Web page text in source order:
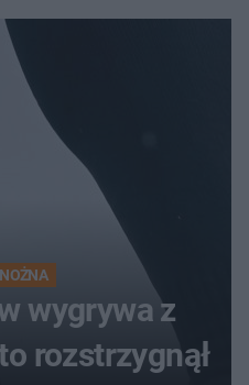
wygrywa z
rozstrzygnął